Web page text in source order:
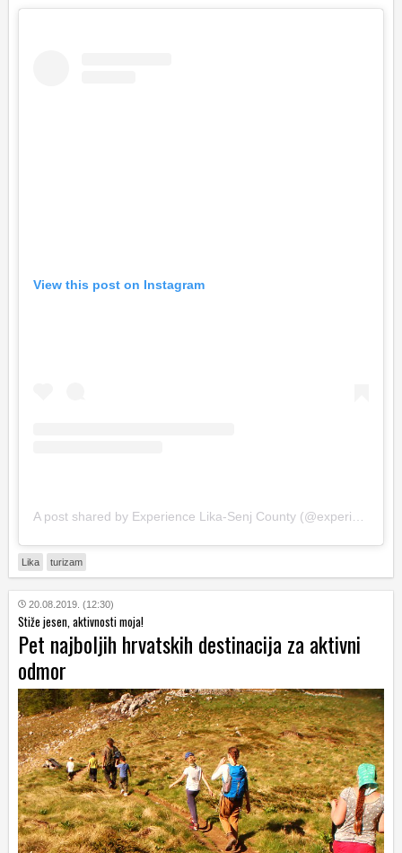
View this post on Instagram
Lika turizam
20.08.2019. (12:30)
Stiže jesen, aktivnosti moja!
Pet najboljih hrvatskih destinacija za aktivni
odmor